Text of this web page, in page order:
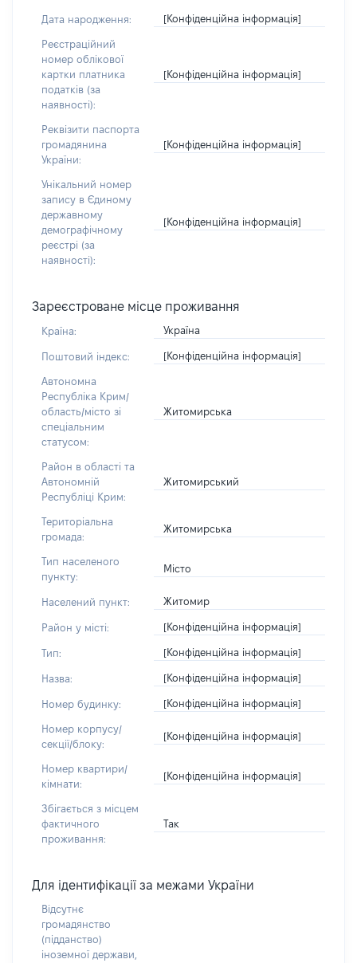
Дата народження: [Конфіденційна інформація]
Реєстраційний
номер облікової
картки платника
податків (за
наявності):
[Конфіденційна інформація]
Реквізити паспорта
громадянина
України:
[Конфіденційна інформація]
Унікальний номер
запису в Єдиному
державному
демографічному
реєстрі (за
наявності):
[Конфіденційна інформація]
Зареєстроване місце проживання
Країна: Україна
Поштовий індекс: [Конфіденційна інформація]
Автономна
Республіка Крим/
область/місто зі
спеціальним
статусом:
Житомирська
Район в області та
Автономній
Республіці Крим:
Житомирський
Територіальна
громада:
Житомирська
Тип населеного
пункту:
Місто
Населений пункт: Житомир
Район у місті: [Конфіденційна інформація]
Тип: [Конфіденційна інформація]
Назва: [Конфіденційна інформація]
Номер будинку: [Конфіденційна інформація]
Номер корпусу/
секції/блоку:
[Конфіденційна інформація]
Номер квартири/
кімнати:
[Конфіденційна інформація]
Збігається з місцем
фактичного
проживання:
Так
Для ідентифікації за межами України
Відсутнє
громадянство
(підданство)
іноземної держави,